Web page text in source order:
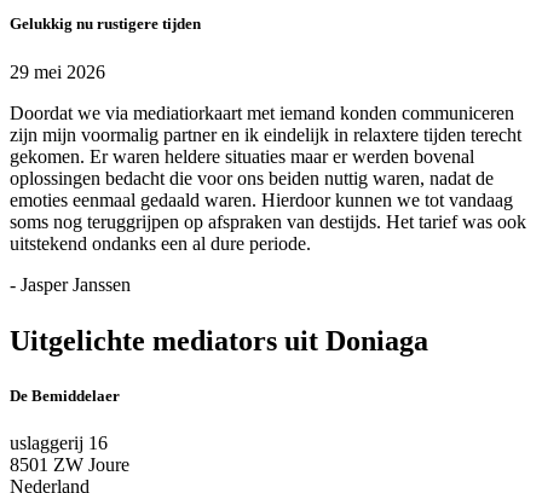
Gelukkig nu rustigere tijden
29 mei 2026
Doordat we via mediatiorkaart met iemand konden communiceren
zijn mijn voormalig partner en ik eindelijk in relaxtere tijden terecht
gekomen. Er waren heldere situaties maar er werden bovenal
oplossingen bedacht die voor ons beiden nuttig waren, nadat de
emoties eenmaal gedaald waren. Hierdoor kunnen we tot vandaag
soms nog teruggrijpen op afspraken van destijds. Het tarief was ook
uitstekend ondanks een al dure periode.
- Jasper Janssen
Uitgelichte mediators uit Doniaga
De Bemiddelaer
uslaggerij 16
8501 ZW Joure
Nederland